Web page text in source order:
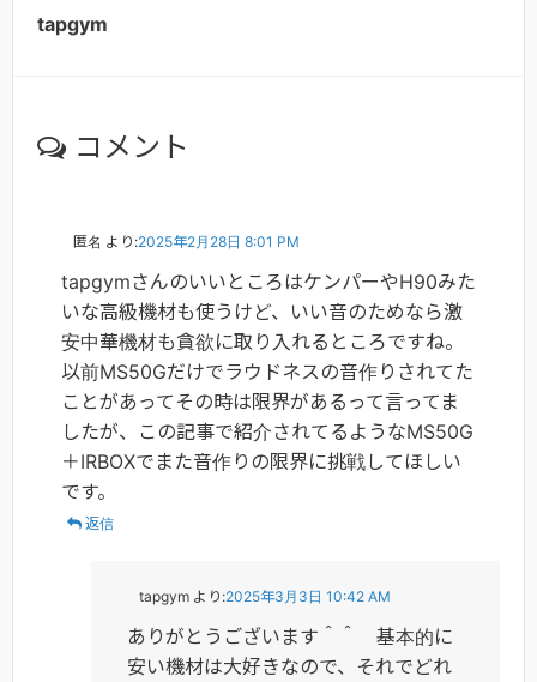
tapgym
コメント
匿名 より:2025年2月28日 8:01 PM
tapgymさんのいいところはケンパーやH90みた
いな高級機材も使うけど、いい音のためなら激
安中華機材も貪欲に取り入れるところですね。
以前MS50Gだけでラウドネスの音作りされてた
ことがあってその時は限界があるって言ってま
したが、この記事で紹介されてるようなMS50G
＋IRBOXでまた音作りの限界に挑戦してほしい
です。
返信
tapgym より:2025年3月3日 10:42 AM
ありがとうございます＾＾ 基本的に
安い機材は大好きなので、それでどれ